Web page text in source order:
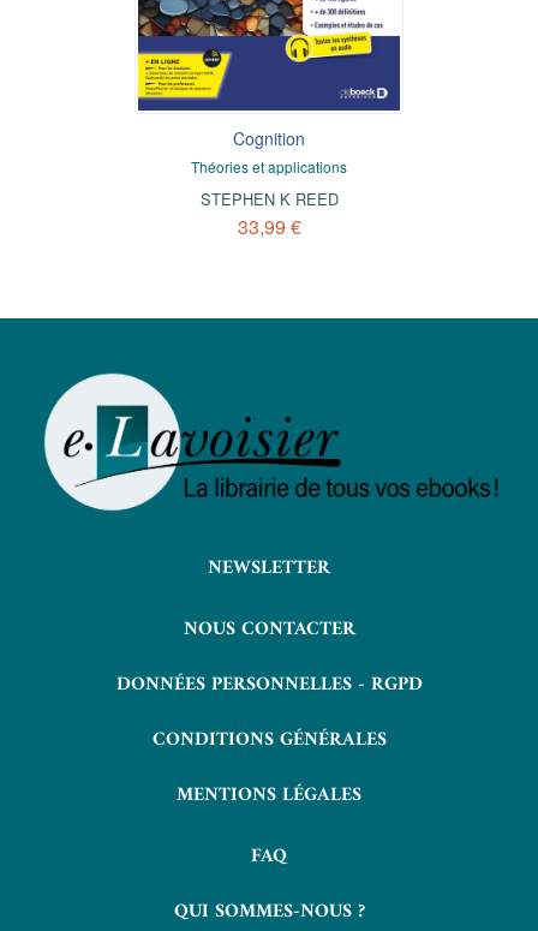
Cognition
Théories et applications
STEPHEN K REED
33,99 €
NEWSLETTER
NOUS CONTACTER
DONNÉES PERSONNELLES - RGPD
CONDITIONS GÉNÉRALES
MENTIONS LÉGALES
FAQ
QUI SOMMES-NOUS ?